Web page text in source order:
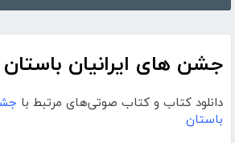
جشن های ایرانیان باستان
دانلود کتاب و کتاب صوتی‌های مرتبط با
باستان